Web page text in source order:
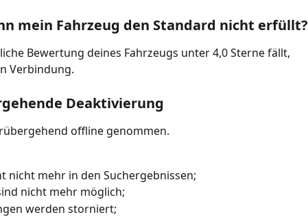
mein Fahrzeug den Standard nicht erfüllt?
Bewertung deines Fahrzeugs unter 4,0 Sterne fällt,
Verbindung.
Deaktivierung
offline genommen.
nicht mehr in den Suchergebnissen;
nicht mehr möglich;
werden storniert;